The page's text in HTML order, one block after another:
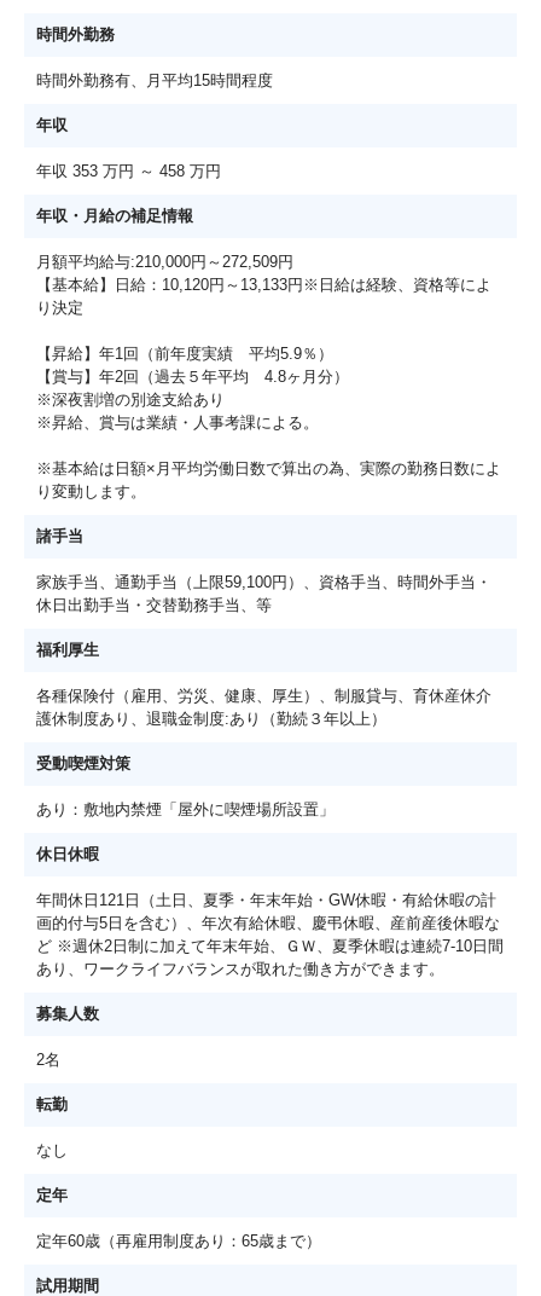
時間外勤務
時間外勤務有、月平均15時間程度
年収
年収 353 万円 ～ 458 万円
年収・月給の補足情報
月額平均給与:210,000円～272,509円
【基本給】日給：10,120円～13,133円※日給は経験、資格等によ
り決定
【昇給】年1回（前年度実績 平均5.9％）
【賞与】年2回（過去５年平均 4.8ヶ月分）
※深夜割増の別途支給あり
※昇給、賞与は業績・人事考課による。
※基本給は日額×月平均労働日数で算出の為、実際の勤務日数によ
り変動します。
諸手当
家族手当、通勤手当（上限59,100円）、資格手当、時間外手当・
休日出勤手当・交替勤務手当、等
福利厚生
各種保険付（雇用、労災、健康、厚生）、制服貸与、育休産休介
護休制度あり、退職金制度:あり（勤続３年以上）
受動喫煙対策
あり：敷地内禁煙「屋外に喫煙場所設置」
休日休暇
年間休日121日（土日、夏季・年末年始・GW休暇・有給休暇の計
画的付与5日を含む）、年次有給休暇、慶弔休暇、産前産後休暇な
ど ※週休2日制に加えて年末年始、ＧＷ、夏季休暇は連続7‐10日間
あり、ワークライフバランスが取れた働き方ができます。
募集人数
2名
転勤
なし
定年
定年60歳（再雇用制度あり：65歳まで）
試用期間